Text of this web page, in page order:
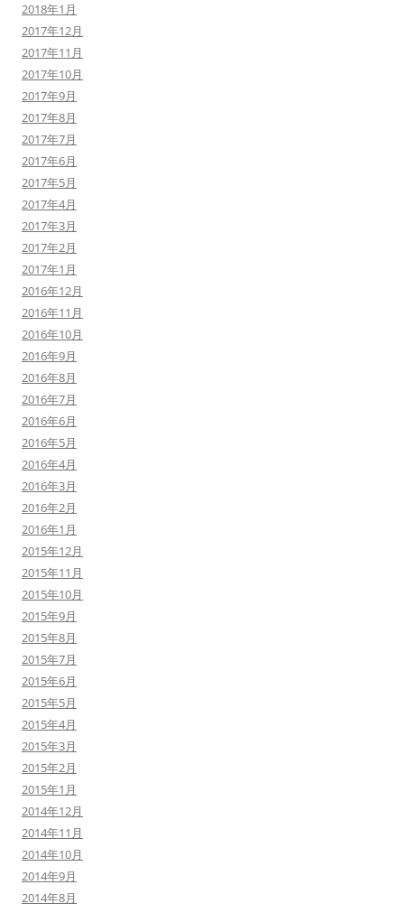
2018年1月
2017年12月
2017年11月
2017年10月
2017年9月
2017年8月
2017年7月
2017年6月
2017年5月
2017年4月
2017年3月
2017年2月
2017年1月
2016年12月
2016年11月
2016年10月
2016年9月
2016年8月
2016年7月
2016年6月
2016年5月
2016年4月
2016年3月
2016年2月
2016年1月
2015年12月
2015年11月
2015年10月
2015年9月
2015年8月
2015年7月
2015年6月
2015年5月
2015年4月
2015年3月
2015年2月
2015年1月
2014年12月
2014年11月
2014年10月
2014年9月
2014年8月